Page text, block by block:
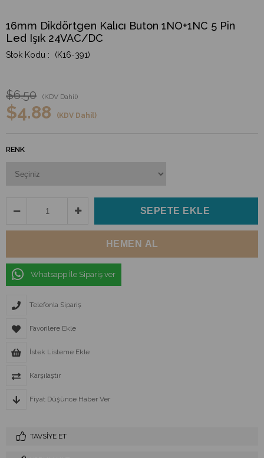
16mm Dikdörtgen Kalıcı Buton 1NO+1NC 5 Pin
Led Işık 24VAC/DC
(K16-391)
$6.50 (KDV Dahil)
$4.88 (KDV Dahil)
RENK
Whatsapp İle Sipariş ver
Telefonla Sipariş
Favorilere Ekle
İstek Listeme Ekle
Karşılaştır
Fiyat Düşünce Haber Ver
TAVSIYE ET